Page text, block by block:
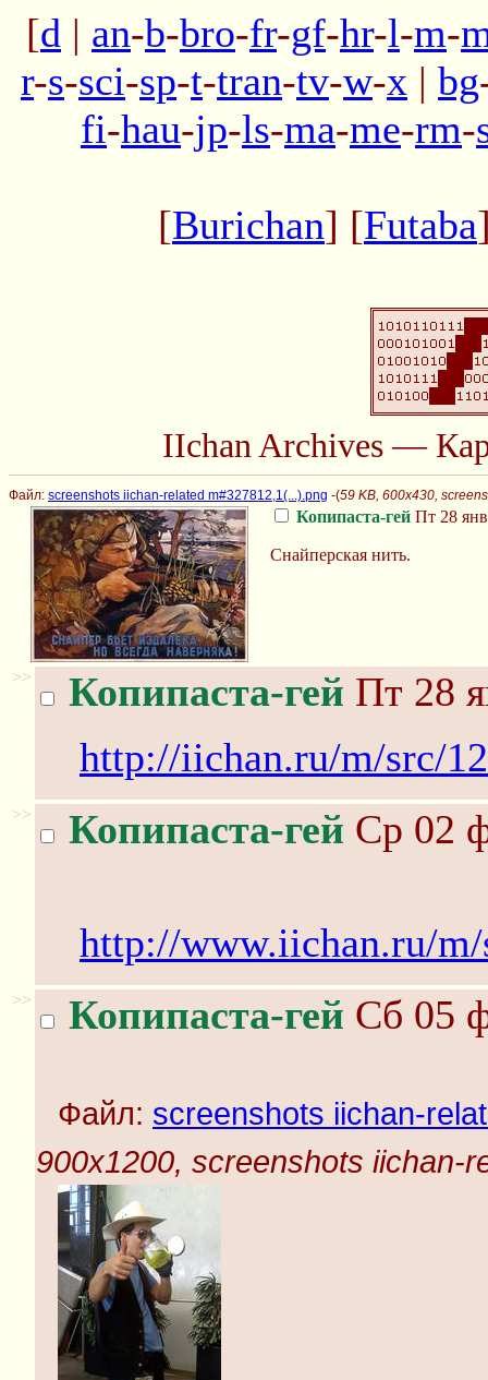
[d | an-b-bro-fr-gf-hr-l-m-
r-s-sci-sp-t-tran-tv-w-x | bg
fi-hau-jp-ls-ma-me-rm-
[Burichan] [Futaba
IIchan Archives —
Файл: screenshots iichan-related m#327812,1(...).png -(59 KB, 600x430,
Копипаста-гей Пт 28
Снайперская нить.
>> Копипаста-гей Пт 28
http://iichan.ru/m/src/
>> Копипаста-гей Ср 02
http://www.iichan.ru/m/
>> Копипаста-гей Сб 05
Файл: screenshots iichan-
900x1200, screenshots iichan-